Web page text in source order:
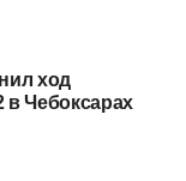
ход
Чебоксарах